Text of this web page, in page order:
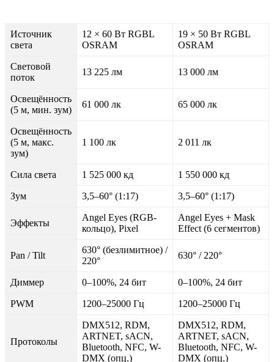
Источник
света
12 × 60 Вт RGBL
OSRAM
19 × 50 Вт RGBL
OSRAM
Световой
поток
13 225 лм 13 000 лм
Освещённость
(5 м, мин. зум)
61 000 лк 65 000 лк
Освещённость
(5 м, макс.
зум)
1 100 лк 2 011 лк
Сила света 1 525 000 кд 1 550 000 кд
Зум 3,5–60° (1:17) 3,5–60° (1:17)
Эффекты
Angel Eyes (RGB-
кольцо), Pixel
Angel Eyes + Mask
Effect (6 сегментов)
Pan / Tilt
630° (безлимитное) /
220°
630° / 220°
Диммер 0–100%, 24 бит 0–100%, 24 бит
PWM 1200–25000 Гц 1200–25000 Гц
Протоколы
DMX512, RDM,
ARTNET, sACN,
Bluetooth, NFC, W-
DMX (опц.)
DMX512, RDM,
ARTNET, sACN,
Bluetooth, NFC, W-
DMX (опц.)